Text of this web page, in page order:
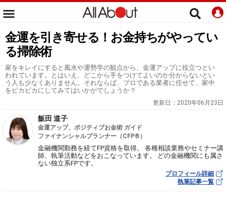
金運を引き寄せる！お金持ちがやってい
る掃除術
家をキレイにすると風水や運勢学の観点から、金運アップに役立つとい
われています。とはいえ、どこから手をつけてよいのか分からないとい
う人も少なくありません。それならば、プロである業者に任せて、家中
をピカピカにしてみてはいかがでしょうか？
更新日： 2020年06月23日
飯田 道子
金運アップ、ポジティブお金術 ガイド
ファイナンシャルプランナー（CFP®）
金融機関勤務を経てFP資格を取得。 各種相談業務やセミナー講
師、執筆活動などをおこなっています。 どの金融機関にも属さ
ない独立系FPです。
プロフィール詳細
執筆記事一覧